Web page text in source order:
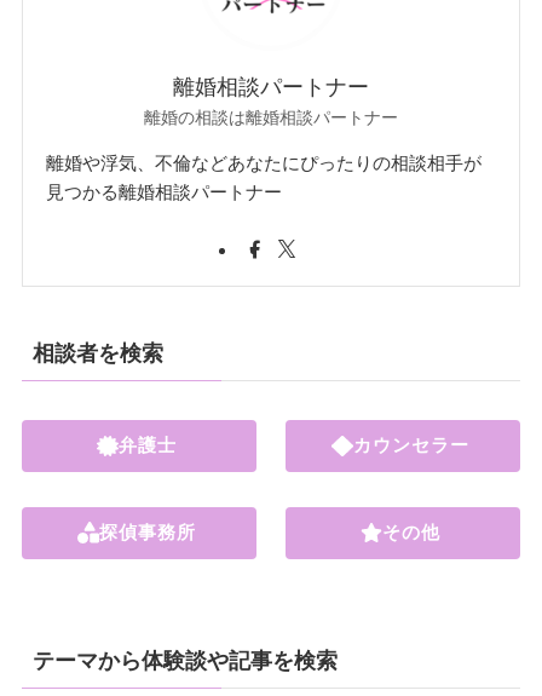
離婚相談パートナー
離婚の相談は離婚相談パートナー
離婚や浮気、不倫などあなたにぴったりの相談相手が
見つかる離婚相談パートナー
相談者を検索
弁護士
探偵事務所
カウンセラー
その他
テーマから体験談や記事を検索